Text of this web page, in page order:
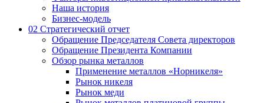
Наша история
Бизнес-модель
02 Стратегический отчет
Обращение Председателя Совета директоров
Обращение Президента Компании
Обзор рынка металлов
Применение металлов «Норникеля»
Рынок никеля
Рынок меди